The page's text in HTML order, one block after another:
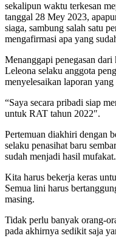
sekalipun waktu terkesan
tanggal 28 Mey 2023,
siaga, sambung salah satu
mengafirmasi apa yang
Menanggapi penegasan dari
Leleona selaku anggota
menyelesaikan laporan
“Saya secara pribadi siap
untuk RAT tahun 2022″.
Pertemuan diakhiri dengan
selaku penasihat baru
sudah menjadi hasil mufakat.
Kita harus bekerja keras
Semua lini harus
masing.
Tidak perlu banyak orang-
pada akhirnya sedikit saja